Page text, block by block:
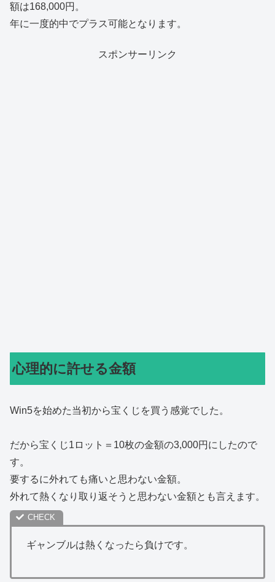
額は168,000円。
年に一度的中でプラス可能となります。
スポンサーリンク
心理的に許せる金額
Win5を始めた当初から宝くじを買う感覚でした。
だから宝くじ1ロット＝10枚の金額の3,000円にしたので
す。
要するに外れても痛いと思わない金額。
外れて熱くなり取り返そうと思わない金額とも言えます。
ギャンブルは熱くなったら負けです。